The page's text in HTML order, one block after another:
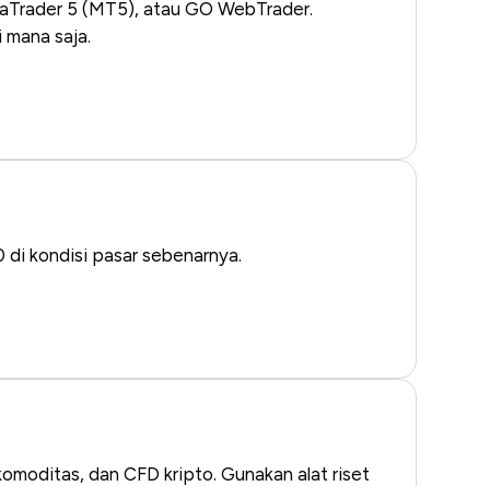
5 (MT5), atau GO WebTrader.
saja.
kondisi pasar sebenarnya.
dan CFD kripto. Gunakan alat riset